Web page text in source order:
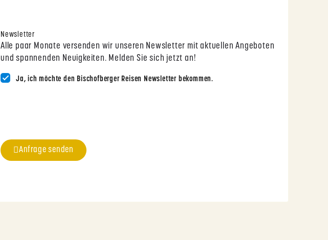
Newsletter
Alle paar Monate versenden wir unseren Newsletter mit aktuellen Angeboten
und spannenden Neuigkeiten. Melden Sie sich jetzt an!
Ja, ich möchte den Bischofberger Reisen Newsletter bekommen.
Anfrage senden